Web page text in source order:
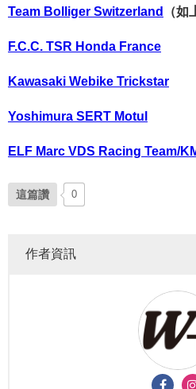
Team Bolliger Switzerland （如
F.C.C. TSR Honda France
Kawasaki Webike Trickstar
Yoshimura SERT Motul
ELF Marc VDS Racing Team/
這篇讚 0
作者資訊